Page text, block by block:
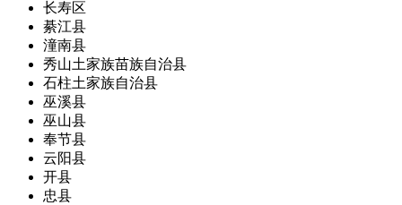
长寿区
綦江县
潼南县
秀山土家族苗族自治县
石柱土家族自治县
巫溪县
巫山县
奉节县
云阳县
开县
忠县